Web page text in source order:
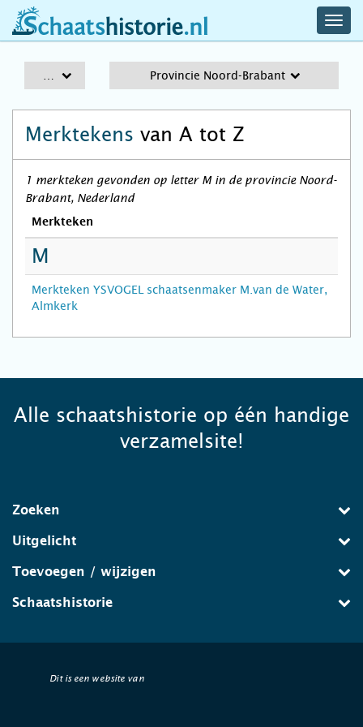
schaatshistorie.nl
Provincie Noord-Brabant
Merktekens van A tot Z
1 merkteken gevonden op letter M in de provincie Noord-
Brabant, Nederland
Merkteken
M
Merkteken YSVOGEL schaatsenmaker M.van de Water,
Almkerk
Alle schaatshistorie op één handige
verzamelsite!
Zoeken
Uitgelicht
Toevoegen / wijzigen
Schaatshistorie
Dit is een website van